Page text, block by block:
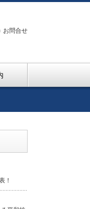
お問合せ
！